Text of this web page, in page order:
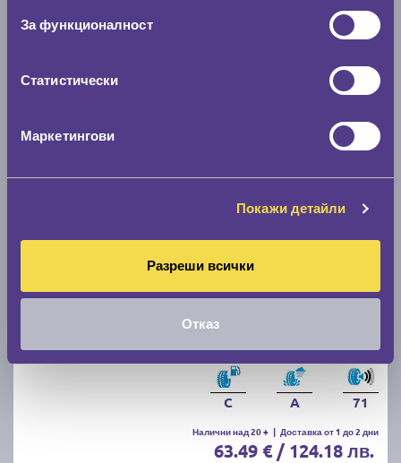
За функционалност
Статистически
Маркетингови
Покажи детайли
Разреши всички
Отказ
R16
71
Доставка от 1 до 2 дни
виж повече
Летни гуми UNIROYAL RainSport 5 205/55 R16
C A 71
Налични над 20 + | Доставка от 1 до 2 дни
63.49 € / 124.18 лв.